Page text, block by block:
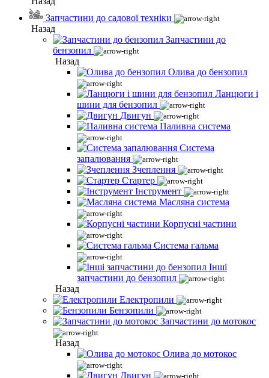
Запчастини до садової техніки
Назад
Запчастини до
бензопил
Назад
Олива до бензопил
Ланцюги і
шини для бензопил
Двигун
Паливна система
Система
запалювання
Зчеплення
Стартер
Інструмент
Масляна система
Корпусні частини
Система гальма
Інші
запчастини до бензопил
Назад
Електропили
Бензопили
Запчастини до мотокос
Назад
Олива до мотокос
Двигун